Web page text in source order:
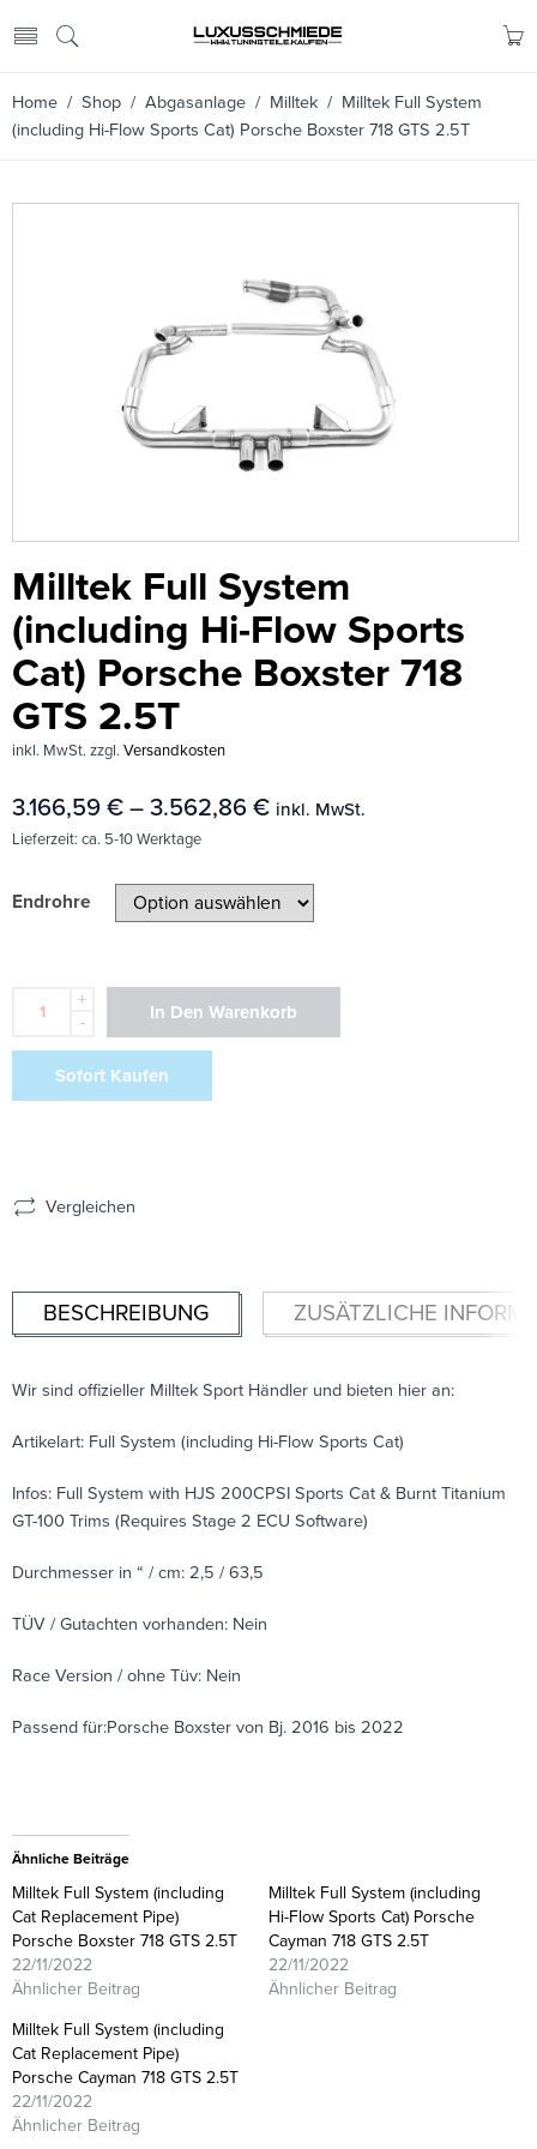
Home / Shop / Abgasanlage / Milltek / Milltek Full System
(including Hi-Flow Sports Cat) Porsche Boxster 718 GTS 2.5T
Milltek Full System
(including Hi-Flow Sports
Cat) Porsche Boxster 718
GTS 2.5T
inkl. MwSt. zzgl. Versandkosten
3.166,59 € – 3.562,86 € inkl. MwSt.
Lieferzeit: ca. 5-10 Werktage
Endrohre
+
-
In Den Warenkorb
Sofort Kaufen
Vergleichen
BESCHREIBUNG ZUSÄTZLICHE
Wir sind offizieller Milltek Sport Händler und bieten hier an:
Artikelart: Full System (including Hi-Flow Sports Cat)
Infos: Full System with HJS 200CPSI Sports Cat & Burnt Titanium
GT-100 Trims (Requires Stage 2 ECU Software)
Durchmesser in “ / cm: 2,5 / 63,5
TÜV / Gutachten vorhanden: Nein
Race Version / ohne Tüv: Nein
Passend für:Porsche Boxster von Bj. 2016 bis 2022
Ähnliche Beiträge
Milltek Full System (including
Cat Replacement Pipe)
Porsche Boxster 718 GTS 2.5T
22/11/2022
Ähnlicher Beitrag
Milltek Full System (including
Hi-Flow Sports Cat) Porsche
Cayman 718 GTS 2.5T
22/11/2022
Ähnlicher Beitrag
Milltek Full System (including
Cat Replacement Pipe)
Porsche Cayman 718 GTS 2.5T
22/11/2022
Ähnlicher Beitrag